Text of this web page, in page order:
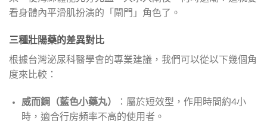
看身體內平滑肌扮演的「閘門」角色了。
三種壯陽藥的差異對比
根據台灣泌尿科醫學會的專業建議，我們可以從以下幾個角
度來比較：
威而鋼（藍色小藥丸）
：屬於短效型，作用時間約4小
時，適合行房頻率不高的使用者。